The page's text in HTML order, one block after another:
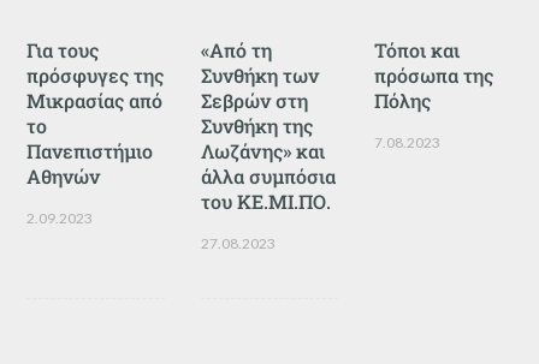
Για τους
πρόσφυγες της
Μικρασίας από
το
Πανεπιστήμιο
Αθηνών
2.09.2023
«Από τη
Συνθήκη των
Σεβρών στη
Συνθήκη της
Λωζάνης» και
άλλα συμπόσια
του ΚΕ.ΜΙ.ΠΟ.
27.08.2023
Τόποι και
πρόσωπα της
Πόλης
7.08.2023